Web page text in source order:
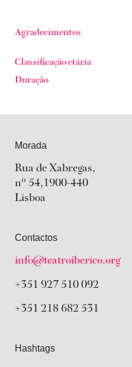
Agradecimentos
Classificação etária
Duração
Morada
Rua de Xabregas,
nº 54,1900-440
Lisboa
Contactos
info@teatroiberico.org
+351 927 510 092
+351 218 682 531
Hashtags